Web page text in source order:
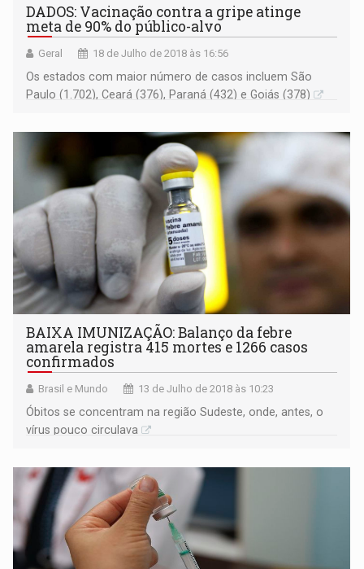
DADOS: Vacinação contra a gripe atinge
meta de 90% do público-alvo
Geral 18 de Julho de 2018 às 16:56
Os estados com maior número de casos incluem São
Paulo (1.702), Ceará (376), Paraná (432) e Goiás (378)
BAIXA IMUNIZAÇÃO: Balanço da febre
amarela registra 415 mortes e 1266 casos
confirmados
Brasil e Mundo 13 de Julho de 2018 às 10:23
Óbitos se concentram na região Sudeste, onde, antes, o
vírus pouco circulava